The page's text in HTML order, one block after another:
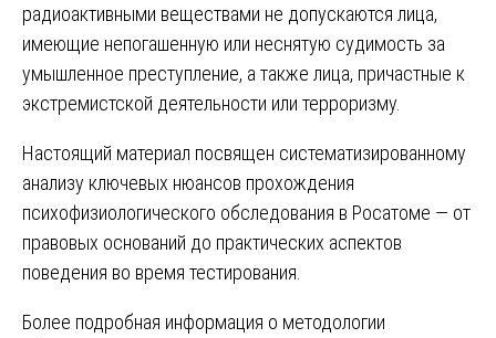
радиоактивными веществами не допускаются лица,
имеющие непогашенную или неснятую судимость за
умышленное преступление, а также лица, причастные к
экстремистской деятельности или терроризму.
Настоящий материал посвящен систематизированному
анализу ключевых нюансов прохождения
психофизиологического обследования в Росатоме — от
правовых оснований до практических аспектов
поведения во время тестирования.
Более подробная информация о методологии